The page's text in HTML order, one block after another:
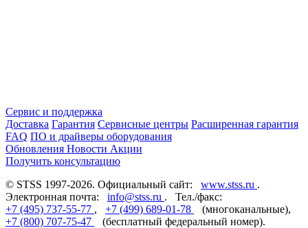
Сервис и поддержка
Доставка Гарантия Сервисные центры Расширенная гарантия
FAQ ПО и драйверы оборудования
Обновления Новости Акции
Получить консультацию
© STSS 1997-2026. Официальный сайт: www.stss.ru .
Электронная почта: info@stss.ru . Тел./факс:
+7 (495) 737-55-77 , +7 (499) 689-01-78
(многоканальные),
+7 (800) 707-75-47
(бесплатный федеральный номер).